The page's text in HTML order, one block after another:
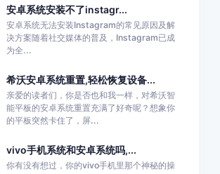
安卓系统安装不了instagr...
安卓系统无法安装Instagram的常见原因及解
决方案随着社交媒体的普及，Instagram已成
为全...
希沃安卓系统重置,轻松恢复设备...
亲爱的读者们，你是否也和我一样，对希沃智
能平板的安卓系统重置充满了好奇呢？想象你
的平板突然卡住了，屏...
vivo手机系统和安卓系统吗,...
你有没有想过，你的vivo手机里那个神秘的操